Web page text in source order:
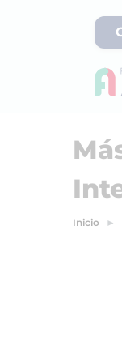
Inicio